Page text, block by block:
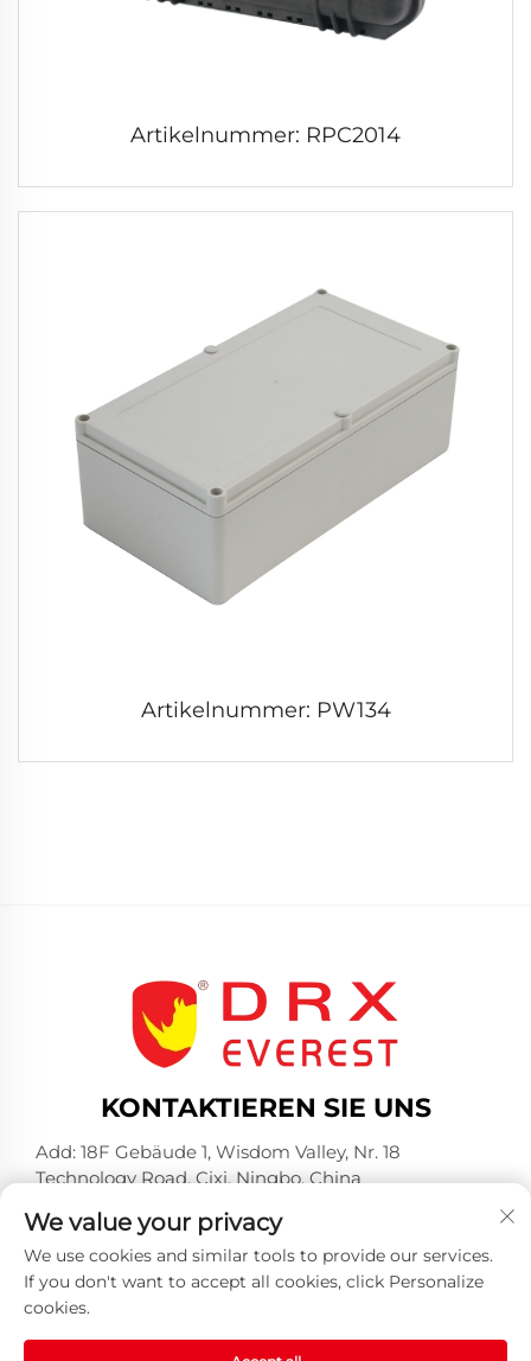
Artikelnummer: RPC2014
Artikelnummer: PW134
KONTAKTIEREN SIE UNS
Add: 18F Gebäude 1, Wisdom Valley, Nr. 18
Technology Road, Cixi, Ningbo, China
Tel.: +86-574-23660321
E-Mail:[email protected]
We value your privacy
We use cookies and similar tools to provide our services.
If you don't want to accept all cookies, click Personalize
cookies.